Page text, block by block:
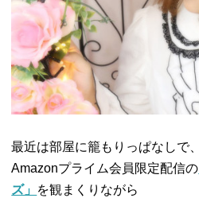
最近は部屋に籠もりっぱなしで、
Amazonプライム会員限定配信の
ズ」 を観まくりながら